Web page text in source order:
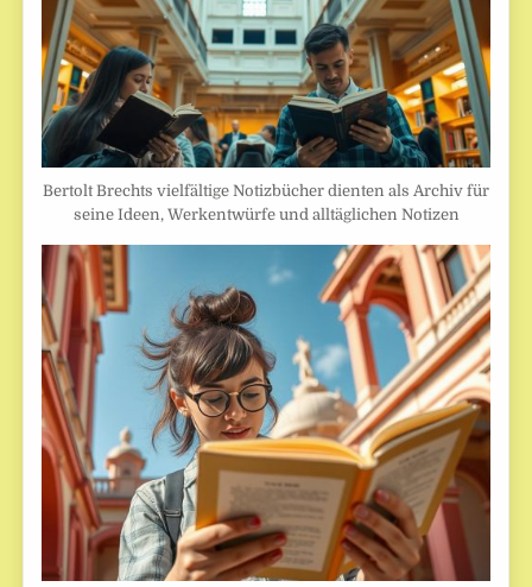
Bertolt Brechts vielfältige Notizbücher dienten als Archiv für
seine Ideen, Werkentwürfe und alltäglichen Notizen